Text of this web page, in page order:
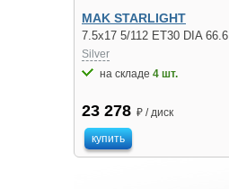
MAK STARLIGHT
7.5x17 5/112 ET30 DIA 66.6
Silver
на складе 4 шт.
23 278 ₽ / диск
купить